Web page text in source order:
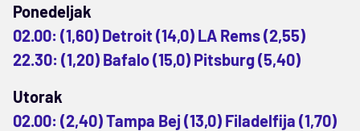
Ponedeljak
02.00: (1,60) Detroit (14,0) LA Rems (2,55)
22.30: (1,20) Bafalo (15,0) Pitsburg (5,40)
Utorak
02.00: (2,40) Tampa Bej (13,0) Filadelfija (1,70)